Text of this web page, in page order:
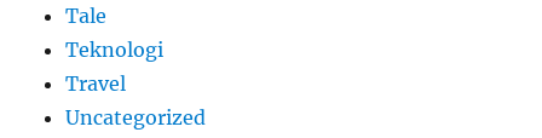
Tale
Teknologi
Travel
Uncategorized